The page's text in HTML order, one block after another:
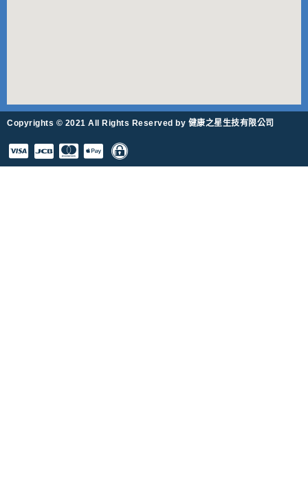
Copyrights © 2021 All Rights Reserved by 健康之星生技有限公司